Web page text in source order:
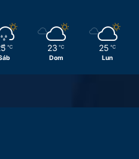
℃ 23 ℃
Dom
25 ℃
Lun